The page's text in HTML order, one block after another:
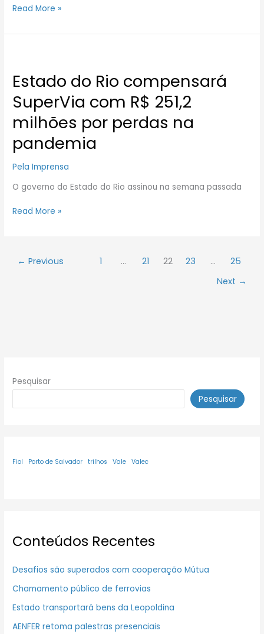
Read More »
Estado do Rio compensará
SuperVia com R$ 251,2
milhões por perdas na
pandemia
Pela Imprensa
O governo do Estado do Rio assinou na semana passada
Rio
compensará
SuperVia
R$
251,2
milhões
por
na
Read More »
← Previous 1 … 21 22 23 …
25
Next →
Pesquisar
Pesquisar
Fiol Porto de Salvador trilhos Vale Valec
Conteúdos Recentes
Desafios são superados com cooperação Mútua
Chamamento público de ferrovias
Estado transportará bens da Leopoldina
AENFER retoma palestras presenciais